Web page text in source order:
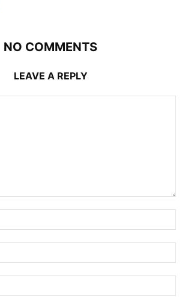
NO COMMENTS
LEAVE A REPLY